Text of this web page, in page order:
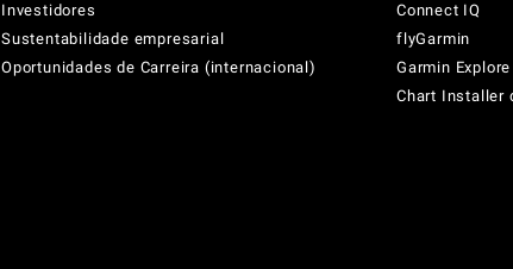
Investidores
Sustentabilidade empresarial
Oportunidades de Carreira (internacional)
Connect IQ
flyGarmin
Garmin Explore
Chart Installer